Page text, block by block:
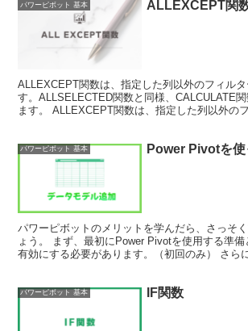
パワーピボット 基本 ALLEXCEPT関
ALLEXCEPT関数は、指定した列以外のフィル
す。ALLSELECTED関数と同様、CALCULATE
ます。 ALLEXCEPT関数は、指定した列以外の
パワーピボット 基本 Power Pivotを使
パワーピボットのメリットを学んだら、さっそ
ょう。 まず、最初にPower Pivotを使用する準
有効にする必要があります。（初回のみ） さら
パワーピボット 基本 IF関数